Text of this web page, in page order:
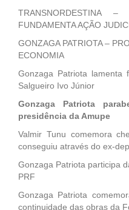
TRANSNORDESTINA
FUNDAMENTA AÇÃO
GONZAGA PATRIOTA –
ECONOMIA
Gonzaga Patriota
Salgueiro Ivo Júnior
Gonzaga Patriota
presidência da Amupe
Valmir Tunu comemora
conseguiu através do ex-
Gonzaga Patriota participa
PRF
Gonzaga Patriota
continuidade das obras da